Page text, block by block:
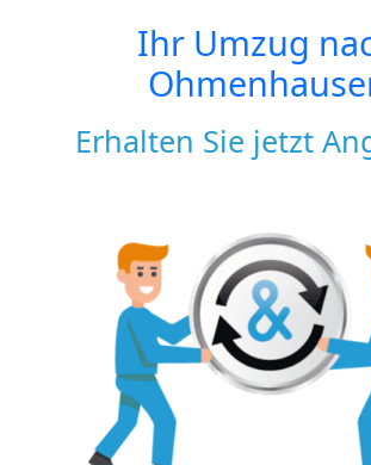
Ihr Umzug
Erhalten Sie jetzt